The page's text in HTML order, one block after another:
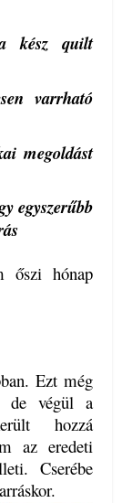
kész quilt
varrható
megoldást
egyszerűbb
őszi hónap
Ezt még
de végül a
hozzá
az eredeti
Cserébe